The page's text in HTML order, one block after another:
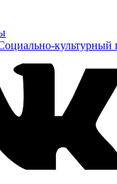
культурный